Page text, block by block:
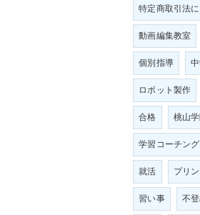
特定商取引法
動画編集教室
個別指導
ロボット製作
合格
桃山
学習コーチング
就活
プリ
習い事
不